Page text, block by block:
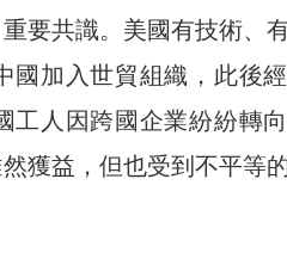
要共識。美國有技術、
國加入世貿組織，此後
工人因跨國企業紛紛轉
獲益，但也受到不平等